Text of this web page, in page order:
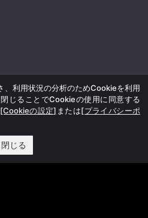
、利用状況の分析のためCookieを利用
じることでCookieの使用に同意する
[Cookieの設定] または[プライバシーポ
閉じる